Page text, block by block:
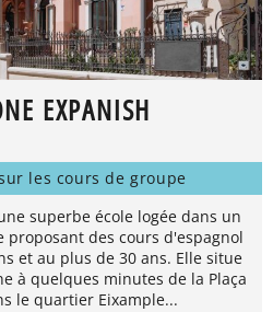
EXPANISH
les cours de groupe
superbe école logée dans un
proposant des cours d'espagnol
et au plus de 30 ans. Elle situe
à quelques minutes de la Plaça
le quartier Eixample...